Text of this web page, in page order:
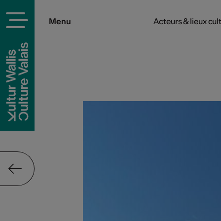
Menu Acteurs & lieux